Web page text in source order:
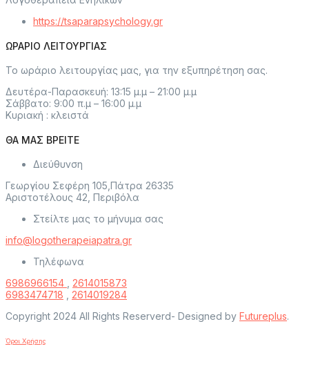
https://tsaparapsychology.gr
ΩΡΑΡΙΟ ΛΕΙΤΟΥΡΓΙΑΣ
Το ωράριο λειτουργίας μας, για την εξυπηρέτηση σας.
Δευτέρα-Παρασκευή: 13:15 μ.μ – 21:00 μ.μ
Σάββατο: 9:00 π.μ – 16:00 μ.μ
Κυριακή : κλειστά
ΘΑ ΜΑΣ ΒΡΕΙΤΕ
Διεύθυνση
Γεωργίου Σεφέρη 105,Πάτρα 26335
Αριστοτέλους 42, Περιβόλα
Στείλτε μας το μήνυμα σας
info@logotherapeiapatra.gr
Τηλέφωνα
6986966154 , 2614015873
6983474718 , 2614019284
Copyright 2024 All Rights Reserverd- Designed by Futureplus.
Όροι Χρήσης